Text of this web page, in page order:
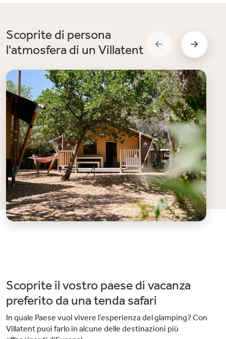
Scoprite di persona
l'atmosfera di un Villatent
Scoprite il vostro paese di vacanza
preferito da una tenda safari
In quale Paese vuoi vivere l’esperienza del glamping? Con
Villatent puoi farlo in alcune delle destinazioni più